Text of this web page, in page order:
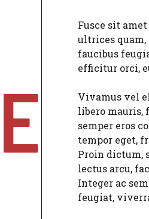
Fusce sit
ultrices
faucibus
efficitur orci,
Vivamus vel
libero mauris,
semper eros
tempor eget,
Proin dictum,
lectus arcu,
Integer ac
feugiat,